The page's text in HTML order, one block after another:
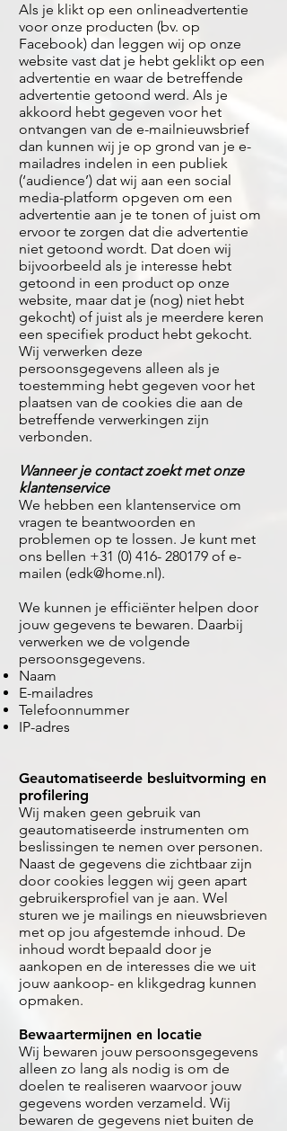
Als je klikt op een onlineadvertentie
voor onze producten (bv. op
Facebook) dan leggen wij op onze
website vast dat je hebt geklikt op een
advertentie en waar de betreffende
advertentie getoond werd. Als je
akkoord hebt gegeven voor het
ontvangen van de e-mailnieuwsbrief
dan kunnen wij je op grond van je e-
mailadres indelen in een publiek
(‘audience’) dat wij aan een social
media-platform opgeven om een
advertentie aan je te tonen of juist om
ervoor te zorgen dat die advertentie
niet getoond wordt. Dat doen wij
bijvoorbeeld als je interesse hebt
getoond in een product op onze
website, maar dat je (nog) niet hebt
gekocht) of juist als je meerdere keren
een specifiek product hebt gekocht.
Wij verwerken deze
persoonsgegevens alleen als je
toestemming hebt gegeven voor het
plaatsen van de cookies die aan de
betreffende verwerkingen zijn
verbonden.
Wanneer je contact zoekt met onze
klantenservice
We hebben een klantenservice om
vragen te beantwoorden en
problemen op te lossen. Je kunt met
ons bellen +31 (0) 416- 280179 of e-
mailen (edk@home.nl).
We kunnen je efficiënter helpen door
jouw gegevens te bewaren. Daarbij
verwerken we de volgende
persoonsgegevens.
Naam
E-mailadres
Telefoonnummer
IP-adres
Geautomatiseerde besluitvorming en
profilering
Wij maken geen gebruik van
geautomatiseerde instrumenten om
beslissingen te nemen over personen.
Naast de gegevens die zichtbaar zijn
door cookies leggen wij geen apart
gebruikersprofiel van je aan. Wel
sturen we je mailings en nieuwsbrieven
met op jou afgestemde inhoud. De
inhoud wordt bepaald door je
aankopen en de interesses die we uit
jouw aankoop- en klikgedrag kunnen
opmaken.
Bewaartermijnen en locatie
Wij bewaren jouw persoonsgegevens
alleen zo lang als nodig is om de
doelen te realiseren waarvoor jouw
gegevens worden verzameld. Wij
bewaren de gegevens niet buiten de